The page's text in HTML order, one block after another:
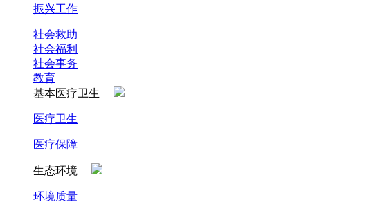
振兴工作
社会救助
社会福利
社会事务
教育
基本医疗卫生
医疗卫生
医疗保障
生态环境
环境质量